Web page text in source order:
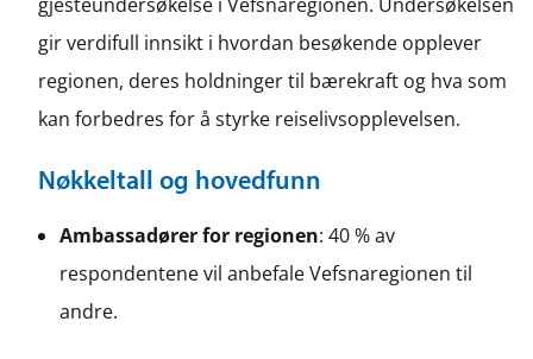
gir verdifull innsikt i hvordan besøkende opplever
regionen, deres holdninger til bærekraft og hva som
kan forbedres for å styrke reiselivsopplevelsen.
Nøkkeltall og hovedfunn
Ambassadører for regionen: 40 % av
respondentene vil anbefale Vefsnaregionen til
andre.